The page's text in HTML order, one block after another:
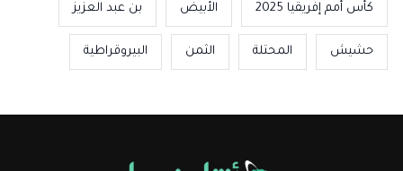
كأس أمم إفريقيا 2025 الأبيض بن عبد العزيز
حشيش المحتلة الثمن البيروقراطية